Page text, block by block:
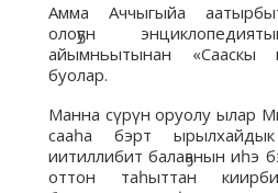
Амма Аччыгыйа
олоҕун
айымньытынан «Сааскы
буолар.
Манна сүрүн оруолу ылар
сааһа бэрт
иитиллибит балаҕанын иһэ
оттон таһыттан